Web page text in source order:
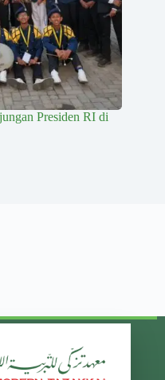
Presiden RI di